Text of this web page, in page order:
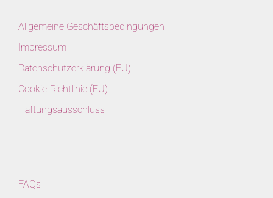
Allgemeine Geschäftsbedingungen
Impressum
Datenschutzerklärung (EU)
Cookie-Richtlinie (EU)
Haftungsausschluss
FAQs